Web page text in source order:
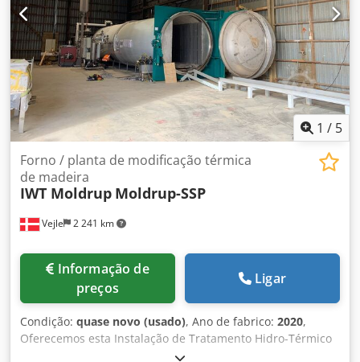
1 / 5
Vejle 2 241 km
Forno / planta de modificação térmica
de madeira
IWT Moldrup Moldrup-SSP
preços
Ligar
Condição: quase novo (usado), Ano de fabrico: 2020,
Oferecemos esta Instalação de Tratamento Hidro-Térmico
IWT Moldrup-SPP usada. Planta industrial MOLDRUP-SPP